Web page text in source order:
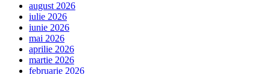
august 2026
iulie 2026
iunie 2026
mai 2026
aprilie 2026
martie 2026
februarie 2026